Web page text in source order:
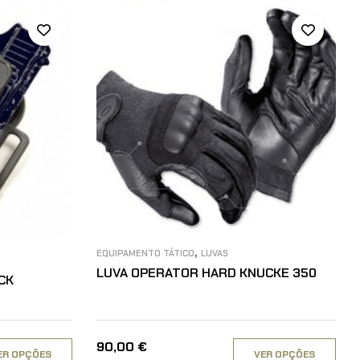
OPÇÕES
EQUIPAMENTO TÁTICO, LUVAS
LUVA OPERATOR HARD KNUCKE 350
90,00 € VER OPÇÕES